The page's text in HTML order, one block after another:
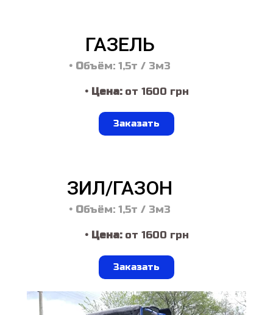
ГАЗЕЛЬ
• Объём: 1,5т / 3м3
• Цена: от 1600 грн
Заказать
ЗИЛ/ГАЗОН
• Объём: 1,5т / 3м3
• Цена: от 1600 грн
Заказать